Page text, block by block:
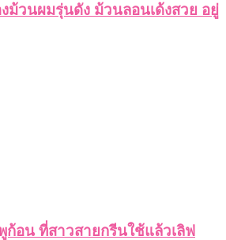
ม้วนผมรุ่นดัง ม้วนลอนเด้งสวย อยู่
อน ที่สาวสายกรีนใช้แล้วเลิฟ